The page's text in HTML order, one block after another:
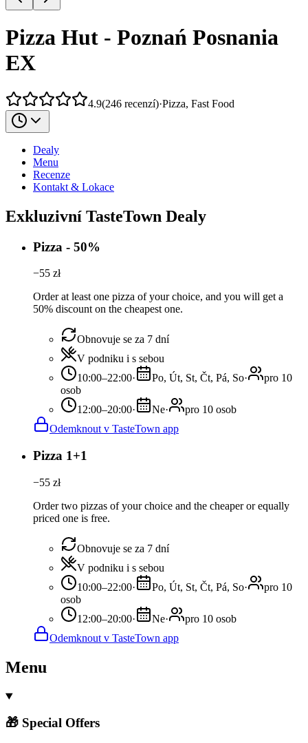
Pizza Hut - Poznań Posnania
EX
4.9(246 recenzí)·Pizza, Fast Food
Dealy
Menu
Recenze
Kontakt & Lokace
Exkluzivní TasteTown Dealy
Pizza - 50%
−55 zł
Order at least one pizza of your choice, and you will get a
50% discount on the cheapest one.
Obnovuje se za 7 dní
V podniku i s sebou
10:00–22:00· Po, Út, St, Čt, Pá, So·
pro 10
osob
12:00–20:00· Ne·
pro 10 osob
Odemknout v TasteTown app
Pizza 1+1
−55 zł
Order two pizzas of your choice and the cheaper or equally
priced one is free.
Obnovuje se za 7 dní
V podniku i s sebou
10:00–22:00· Po, Út, St, Čt, Pá, So·
pro 10
osob
12:00–20:00· Ne·
pro 10 osob
Odemknout v TasteTown app
Menu
🎁 Special Offers